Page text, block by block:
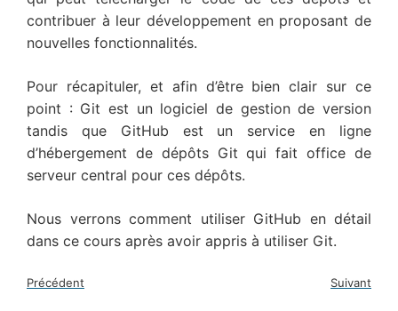
contribuer à leur développement en proposant de
nouvelles fonctionnalités.
Pour récapituler, et afin d’être bien clair sur ce
point : Git est un logiciel de gestion de version
tandis que GitHub est un service en ligne
d’hébergement de dépôts Git qui fait office de
serveur central pour ces dépôts.
Nous verrons comment utiliser GitHub en détail
dans ce cours après avoir appris à utiliser Git.
Précédent Suivant